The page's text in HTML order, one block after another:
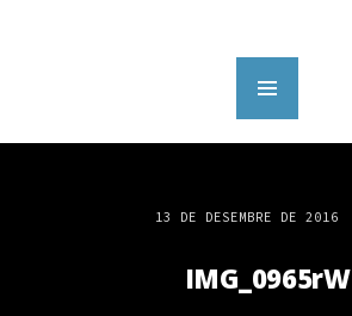
13 DE DESEMBRE DE 2016
IMG_0965rW